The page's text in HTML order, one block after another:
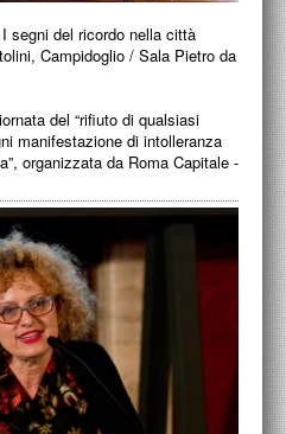
segni del ricordo nella città
Campidoglio / Sala Pietro da
del “rifiuto di qualsiasi
manifestazione di intolleranza
organizzata da Roma Capitale -